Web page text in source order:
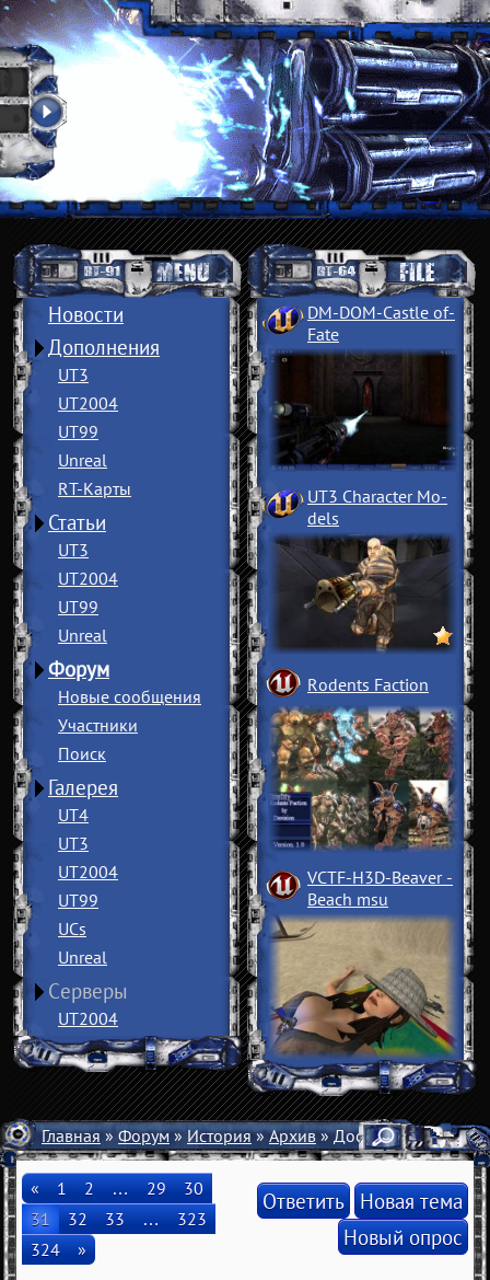
Новости
Дополнения
UT3
UT2004
UT99
Unreal
RT-Карты
Статьи
UT3
UT2004
UT99
Unreal
Форум
Новые сообщения
Участники
Поиск
Галерея
UT4
UT3
UT2004
UT99
UCs
Unreal
Серверы
UT2004
DM-DOM-Castle of­
Fate
UT3 Character Mo­
dels
Rodents Faction
VCTF-H3D-Beaver ­
Beach msu
Главная»Форум»История»Архив» Досчитать до 20000
« 1 2 … 29
30
31
32 33 …
323
324
»
Ответить Новая тема
Новый опрос